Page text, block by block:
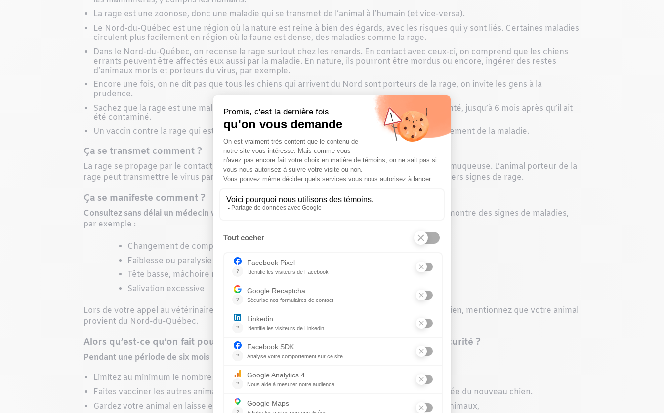
La rage est une zoonose, donc une maladie qui se transmet de l’animal à l’humain (et vice-versa).
Le Nord-du-Québec est une région où la nature est reine à bien des égards, avec les risques qui y sont liés. Certaines maladies
circulent plus facilement en région où la faune est dense, des maladies comme la rage.
Dans le Nord-du-Québec, on recense la rage surtout chez les renards. En contact avec ceux-ci, on comprend que les chiens
errants peuvent être affectés eux aussi par la maladie. En nature, ils pourront être mordus ou encore, ingérer des restes
d’animaux morts et porteurs du virus, par exemple.
Encore une fois, on ne dit pas que tous les chiens qui arrivent du Nord sont porteurs de la rage, on invite les gens à la
prudence.
Sachez que la rage est une maladie qui peut se développer chez l’animal en apparence en santé, jusqu’à 6 mois après qu’il ait
été contaminé.
Un vaccin contre la rage qui est donné à un animal déjà infecté n’empêchera pas le développement de la maladie.
Ça se transmet comment ?
La rage se propage par le contact entre la salive d’un animal infecté et une plaie fraîche ou une muqueuse. L’animal porteur de la
rage peut transmettre le virus par sa salive, jusqu’à dix (10) jours avant l’apparition de ses premiers signes de rage.
Ça se manifeste comment ?
Consultez sans délai un médecin vétérinaire et isolez complètement votre animal
si ce dernier montre des signes de maladies,
par exemple :
Changement de comportement (agressivité ou fatigue soudaine et inexplicable)
Faiblesse ou paralysie des membres, démarche chancelante
Tête basse, mâchoire relâchée ou expression faciale anormale
Salivation excessive
Lors de votre appel au vétérinaire, si vous soupçonnez des symptômes de la rage chez votre chien, mentionnez que votre animal
provient du Nord-du-Québec.
Alors qu’est-ce qu’on fait pour adopter un chien du Nord-du-Québec, en toute sécurité ?
Pendant une période de six mois
Limitez au minimum le nombre de personnes et d’animaux mis en contact avec votre animal.
Faites vacciner les autres animaux de la maison contre la rage, au moins 30 jours avant l’arrivée du nouveau chien.
Gardez votre animal en laisse en tout temps et éviter de le mettre en contact avec d’autres animaux,